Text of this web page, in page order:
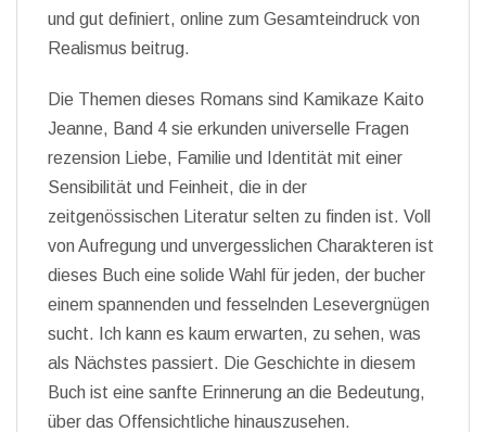
und gut definiert, online zum Gesamteindruck von
Realismus beitrug.
Die Themen dieses Romans sind Kamikaze Kaito
Jeanne, Band 4 sie erkunden universelle Fragen
rezension Liebe, Familie und Identität mit einer
Sensibilität und Feinheit, die in der
zeitgenössischen Literatur selten zu finden ist. Voll
von Aufregung und unvergesslichen Charakteren ist
dieses Buch eine solide Wahl für jeden, der bucher
einem spannenden und fesselnden Lesevergnügen
sucht. Ich kann es kaum erwarten, zu sehen, was
als Nächstes passiert. Die Geschichte in diesem
Buch ist eine sanfte Erinnerung an die Bedeutung,
über das Offensichtliche hinauszusehen.